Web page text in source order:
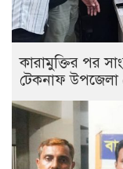
কারামুক্তির পর
টেকনাফ উপজেলা